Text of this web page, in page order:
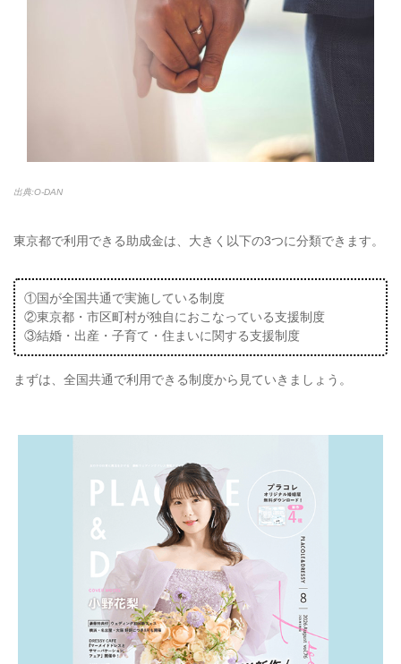
出典:O-DAN
東京都で利用できる助成金は、大きく以下の3つに分類できます。
①国が全国共通で実施している制度
②東京都・市区町村が独自におこなっている支援制度
③結婚・出産・子育て・住まいに関する支援制度
まずは、全国共通で利用できる制度から見ていきましょう。